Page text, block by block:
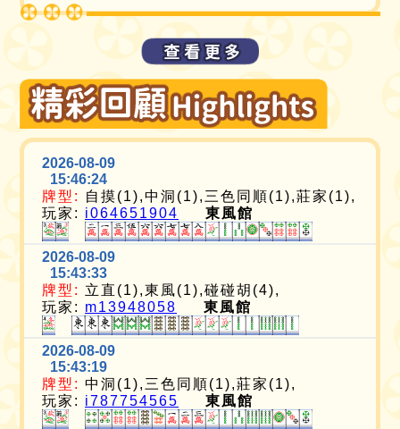
2026-08-09
15:46:24
牌型:
自摸(1),中洞(1),三色同順(1),莊家(1),
玩家: i064651904 東風館
2026-08-09
15:43:33
牌型: 立直(1),東風(1),碰碰胡(4),
玩家: m13948058 東風館
2026-08-09
15:43:19
牌型: 中洞(1),三色同順(1),莊家(1),
玩家: i787754565 東風館